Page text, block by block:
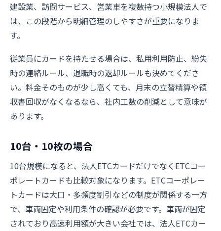
建設業、訪問サービス、営業車を複数持つ小規模法人で
は、この段階から明細管理のしやすさが重要になりま
す。
従業員にカードを持たせる場合は、私用利用防止、紛失
時の連絡ルール、退職時の返却ルールも決めてくださ
い。料金そのものが少し高くても、月末の立替精算や領
収書回収がなくなるなら、社内工数の削減として意味が
あります。
10台・10枚の場合
10台規模になると、法人ETCカードだけでなくETCコー
ポレートカードも比較対象になります。ETCコーポレー
トカードは大口・多頻度割引などの制度が関係する一方
で、車両固定や利用条件の確認が必要です。車両が固定
されており高速利用額が大きい会社では、法人ETCカー